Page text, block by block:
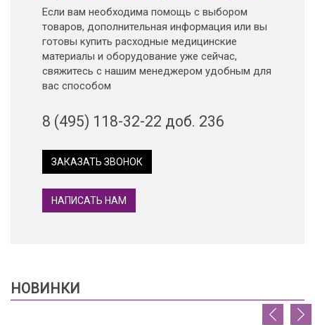
Если вам необходима помощь с выбором
товаров, дополнительная информация или вы
готовы купить расходные медицинские
материалы и оборудование уже сейчас,
свяжитесь с нашим менеджером удобным для
вас способом
8 (495) 118-32-22 доб. 236
ЗАКАЗАТЬ ЗВОНОК
НАПИСАТЬ НАМ
НОВИНКИ